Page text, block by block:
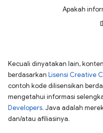
Apakah
Kecuali dinyatakan lain,
berdasarkan Lisensi Creative
contoh kode dilisensikan
mengetahui informasi
Developers. Java adalah
dan/atau afiliasinya.